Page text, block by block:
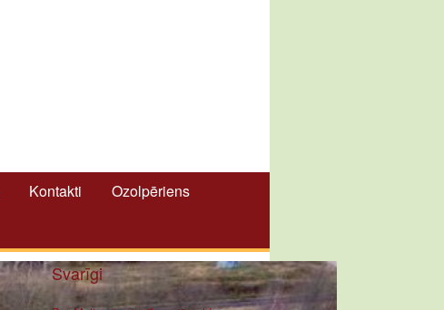
Kontakti
Ozolpēriens
Svarīgi